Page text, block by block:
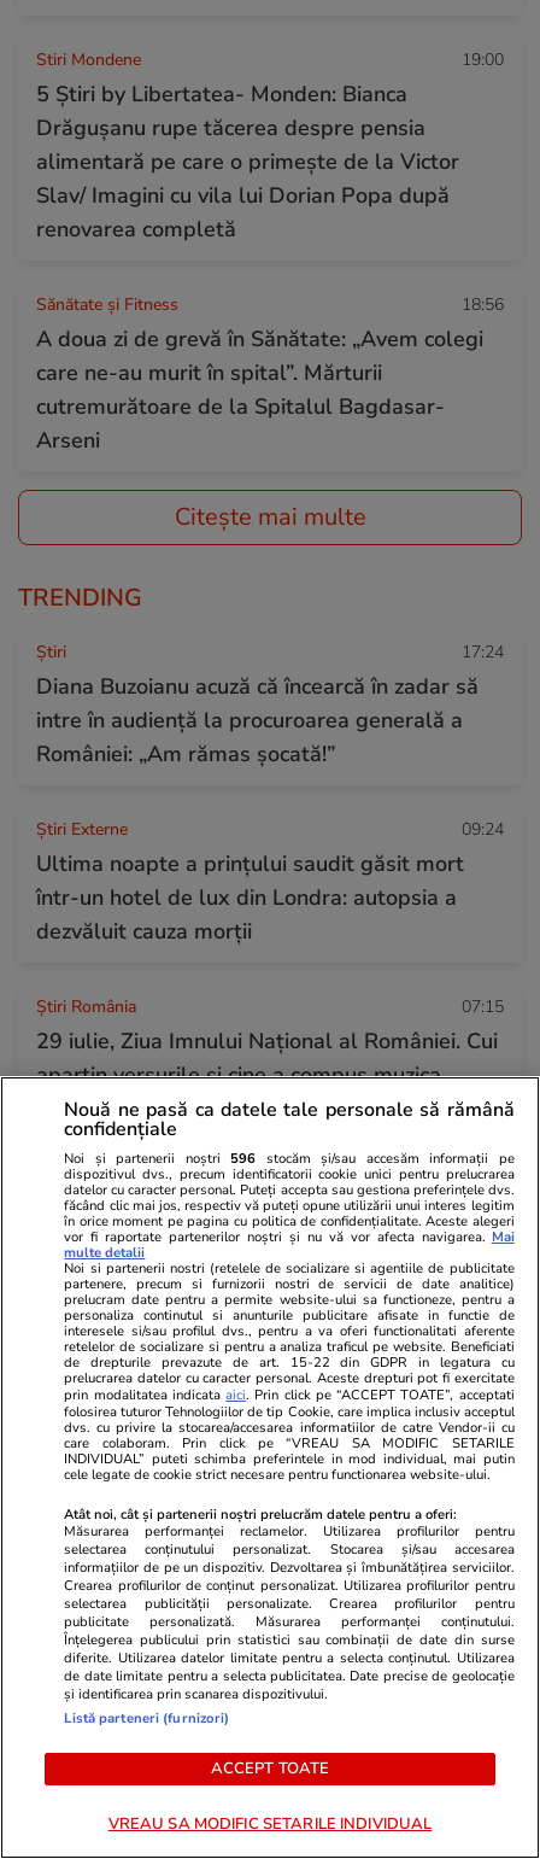
Stiri Mondene 19:00
5 Știri by Libertatea- Monden: Bianca
Drăgușanu rupe tăcerea despre pensia
alimentară pe care o primește de la Victor
Slav/ Imagini cu vila lui Dorian Popa după
renovarea completă
Sănătate și Fitness 18:56
A doua zi de grevă în Sănătate: „Avem colegi
care ne-au murit în spital”. Mărturii
cutremurătoare de la Spitalul Bagdasar-
Arseni
Citește mai multe
TRENDING
Ştiri 17:24
Diana Buzoianu acuză că încearcă în zadar să
intre în audiență la procuroarea generală a
României: „Am rămas șocată!”
Știri Externe 09:24
Ultima noapte a prințului saudit găsit mort
într-un hotel de lux din Londra: autopsia a
dezvăluit cauza morții
Știri România 07:15
29 iulie, Ziua Imnului Național al României. Cui
aparțin versurile și cine a compus muzica
Horoscop 27 iul.
Luna plină din 29 iulie deschide un nou capitol.
Este momentul astral care îți poate schimba
direcția vieții
Lifestyle 18:12
Ce contează pentru români când
cumpără o roșie: Florelia rămâne
favorita pentru gust
Vacanțe și
Bella Italia,
hoardele
Nouă ne pasă ca datele tale personale să rămână
confidențiale
Noi și partenerii noștri 596 stocăm și/sau accesăm informații pe
dispozitivul dvs., precum identificatorii cookie unici pentru prelucrarea
datelor cu caracter personal. Puteți accepta sau gestiona preferințele dvs.
făcând clic mai jos, respectiv vă puteți opune utilizării unui interes legitim
în orice moment pe pagina cu politica de confidențialitate. Aceste alegeri
vor fi raportate partenerilor noștri și nu vă vor afecta navigarea. Mai
multe detalii
Noi si partenerii nostri (retelele de socializare si agentiile de publicitate
partenere, precum si furnizorii nostri de servicii de date analitice)
prelucram date pentru a permite website-ului sa functioneze, pentru a
personaliza continutul si anunturile publicitare afisate in functie de
interesele si/sau profilul dvs., pentru a va oferi functionalitati aferente
retelelor de socializare si pentru a analiza traficul pe website. Beneficiati
de drepturile prevazute de art. 15-22 din GDPR in legatura cu
prelucrarea datelor cu caracter personal. Aceste drepturi pot fi exercitate
prin modalitatea indicataaici. Prin click pe “ACCEPT TOATE”, acceptati
folosirea tuturor Tehnologiilor de tip Cookie, care implica inclusiv acceptul
dvs. cu privire la stocarea/accesarea informatiilor de catre Vendor-ii cu
care colaboram. Prin click pe “VREAU SA MODIFIC SETARILE
INDIVIDUAL” puteti schimba preferintele in mod individual, mai putin
cele legate de cookie strict necesare pentru functionarea website-ului.
Atât noi, cât și partenerii noștri prelucrăm datele pentru a oferi:
Măsurarea performanței reclamelor. Utilizarea profilurilor pentru
selectarea conținutului personalizat. Stocarea și/sau accesarea
informațiilor de pe un dispozitiv. Dezvoltarea și îmbunătățirea serviciilor.
Crearea profilurilor de conținut personalizat. Utilizarea profilurilor pentru
selectarea publicității personalizate. Crearea profilurilor pentru
publicitate personalizată. Măsurarea performanței conținutului.
Înțelegerea publicului prin statistici sau combinații de date din surse
diferite. Utilizarea datelor limitate pentru a selecta conținutul. Utilizarea
de date limitate pentru a selecta publicitatea. Date precise de geolocație
și identificarea prin scanarea dispozitivului.
Listă parteneri (furnizori)
ACCEPT TOATE
VREAU SA MODIFIC SETARILE INDIVIDUAL